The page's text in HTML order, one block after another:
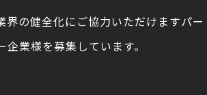
界の健全化にご協力いただけますパ
企業様を募集しています。